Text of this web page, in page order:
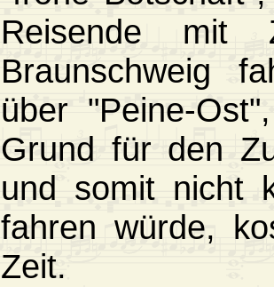
Reisende mit
Braunschweig
über "Peine-
Grund für den
und somit nicht
fahren würde,
Zeit.